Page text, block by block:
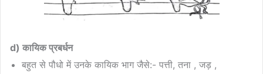
d) कायिक प्रबर्धन
बहुत से पौधो में उनके कायिक भाग जैसे:- पत्ती, तना , जड़ ,